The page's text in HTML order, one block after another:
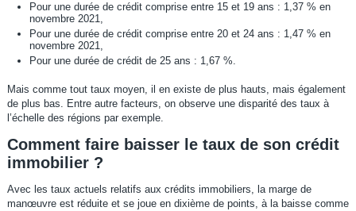
Pour une durée de crédit comprise entre 15 et 19 ans : 1,37 % en
novembre 2021,
Pour une durée de crédit comprise entre 20 et 24 ans : 1,47 % en
novembre 2021,
Pour une durée de crédit de 25 ans : 1,67 %.
Mais comme tout taux moyen, il en existe de plus hauts, mais également
de plus bas. Entre autre facteurs, on observe une disparité des taux à
l’échelle des régions par exemple.
Comment faire baisser le taux de son crédit
immobilier ?
Avec les taux actuels relatifs aux crédits immobiliers, la marge de
manœuvre est réduite et se joue en dixième de points, à la baisse comme